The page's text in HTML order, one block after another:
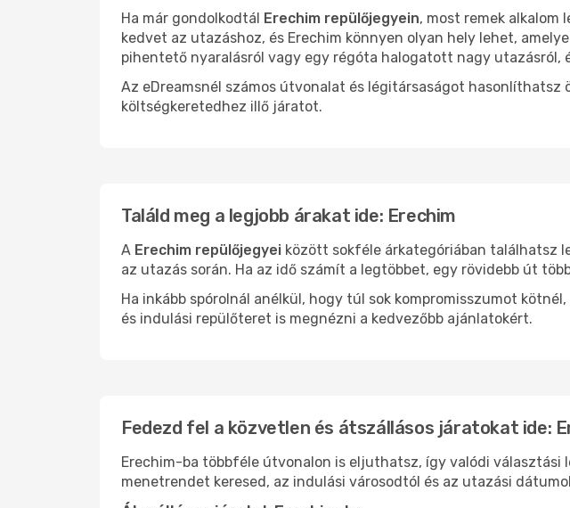
Ha már gondolkodtál Erechim repülőjegyein, most remek alkalom
kedvet az utazáshoz, és Erechim könnyen olyan hely lehet,
pihentető nyaralásról vagy egy régóta halogatott nagy utazásról,
Az eDreamsnél számos útvonalat és légitársaságot
költségkeretedhez illő járatot.
Találd meg a legjobb árakat ide: Erechim
A Erechim repülőjegyei között sokféle árkategóriában találhatsz
az utazás során. Ha az idő számít a legtöbbet, egy rövidebb út
Ha inkább spórolnál anélkül, hogy túl sok kompromisszumot
és indulási repülőteret is megnézni a kedvezőbb ajánlatokért.
Fedezd fel a közvetlen és átszállásos járatokat ide:
Erechim-ba többféle útvonalon is eljuthatsz, így valódi választási
menetrendet keresed, az indulási városodtól és az utazási